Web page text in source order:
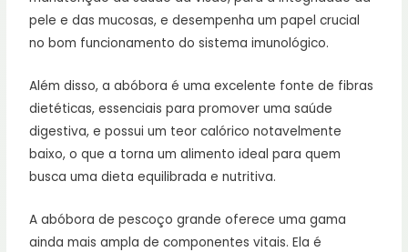
pele e das mucosas, e desempenha um papel crucial
no bom funcionamento do sistema imunológico.
Além disso, a abóbora é uma excelente fonte de fibras
dietéticas, essenciais para promover uma saúde
digestiva, e possui um teor calórico notavelmente
baixo, o que a torna um alimento ideal para quem
busca uma dieta equilibrada e nutritiva.
A abóbora de pescoço grande oferece uma gama
ainda mais ampla de componentes vitais. Ela é